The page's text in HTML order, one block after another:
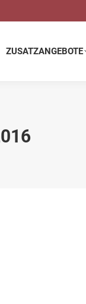
ZUSATZANGEBOTE